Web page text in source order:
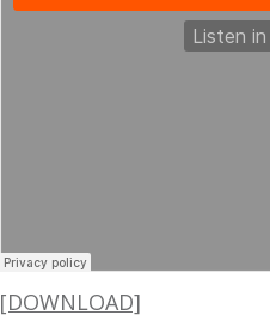
[DOWNLOAD]